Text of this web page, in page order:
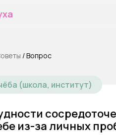
/Вопрос
(школа, институт)
из-за личных